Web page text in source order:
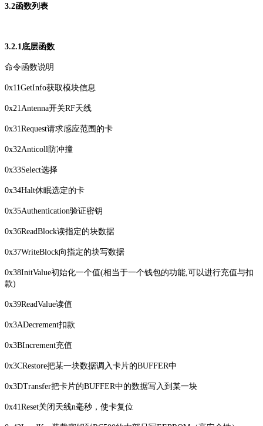
3.2函数列表
3.2.1 底层函数
命令函数说明
0x11 GetInfo获取模块信息
0x21 Antenna开关RF天线
0x31 Request请求感应范围的卡
0x32Anticoll 防冲撞
0x33Select选择
0x34Halt休眠选定的卡
0x35Authentication验证密钥
0x36ReadBlock读指定的块数据
0x37WriteBlock向指定的块写数据
0x38InitValue初始化一个值(相当于一个钱包的功能,可以进行充值与扣
款)
0x39ReadValue读值
0x3ADecrement扣款
0x3BIncrement充值
0x3CRestore把某一块数据调入卡片的BUFFER中
0x3DTransfer把卡片的BUFFER中的数据写入到某一块
0x41 Reset关闭天线n毫秒，使卡复位